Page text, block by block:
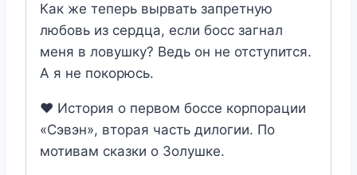
Как же теперь вырвать запретную
любовь из сердца, если босс загнал
меня в ловушку? Ведь он не отступится.
А я не покорюсь.
❤️ История о первом боссе корпорации
«Сэвэн», вторая часть дилогии. По
мотивам сказки о Золушке.